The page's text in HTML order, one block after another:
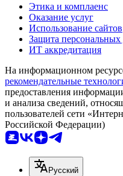
Этика и комплаенс
Оказание услуг
Использование сайтов
Защита
ИТ аккредитация
На информационном
рекомендательные
предоставления
и анализа сведений,
пользователей сети
Российской Федерации)
Русский